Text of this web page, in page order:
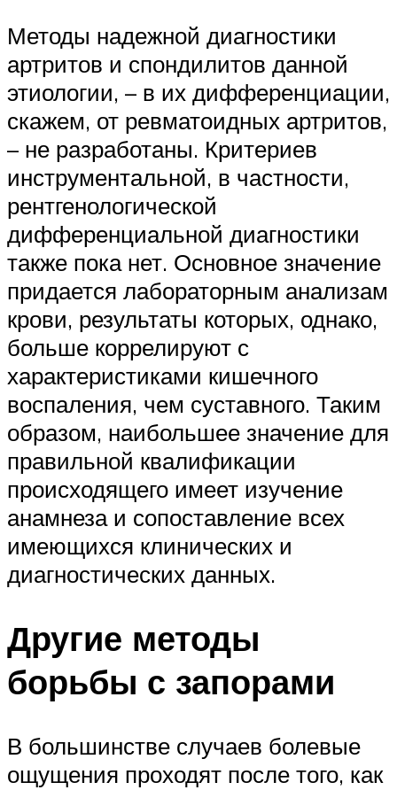
Методы надежной диагностики
артритов и спондилитов данной
этиологии, – в их дифференциации,
скажем, от ревматоидных артритов,
– не разработаны. Критериев
инструментальной, в частности,
рентгенологической
дифференциальной диагностики
также пока нет. Основное значение
придается лабораторным анализам
крови, результаты которых, однако,
больше коррелируют с
характеристиками кишечного
воспаления, чем суставного. Таким
образом, наибольшее значение для
правильной квалификации
происходящего имеет изучение
анамнеза и сопоставление всех
имеющихся клинических и
диагностических данных.
Другие методы
борьбы с запорами
В большинстве случаев болевые
ощущения проходят после того, как